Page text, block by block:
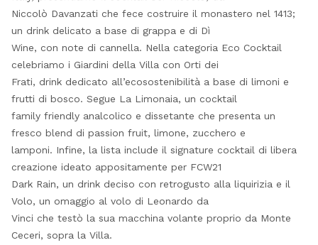
Niccolò Davanzati che fece costruire il monastero nel 1413;
un drink delicato a base di grappa e di Dì
Wine, con note di cannella. Nella categoria Eco Cocktail
celebriamo i Giardini della Villa con Orti dei
Frati, drink dedicato all’ecosostenibilità a base di limoni e
frutti di bosco. Segue La Limonaia, un cocktail
family friendly analcolico e dissetante che presenta un
fresco blend di passion fruit, limone, zucchero e
lamponi. Infine, la lista include il signature cocktail di libera
creazione ideato appositamente per FCW21
Dark Rain, un drink deciso con retrogusto alla liquirizia e il
Volo, un omaggio al volo di Leonardo da
Vinci che testò la sua macchina volante proprio da Monte
Ceceri, sopra la Villa.